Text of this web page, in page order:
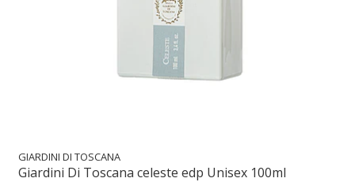
GIARDINI DI TOSCANA
Giardini Di Toscana celeste edp Unisex 100ml